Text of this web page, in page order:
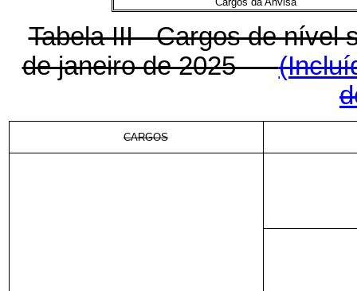
Tabela III - Cargos de nível
de janeiro de 2025
CARGOS